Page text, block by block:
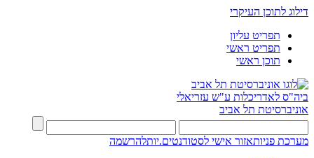
דילוג לתוכן העיקרי
תפריט עליון
תפריט ראשי
תוכן ראשי
ביה"ס לאדריכלות ע"ש עזריאלי
אוניברסיטת תל אביב
מערכת פניותאזור אישי לסטודנטים.יותלהרשמה